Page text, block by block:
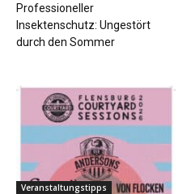
Professioneller
Insektenschutz: Ungestört
durch den Sommer
Veranstaltungstipps